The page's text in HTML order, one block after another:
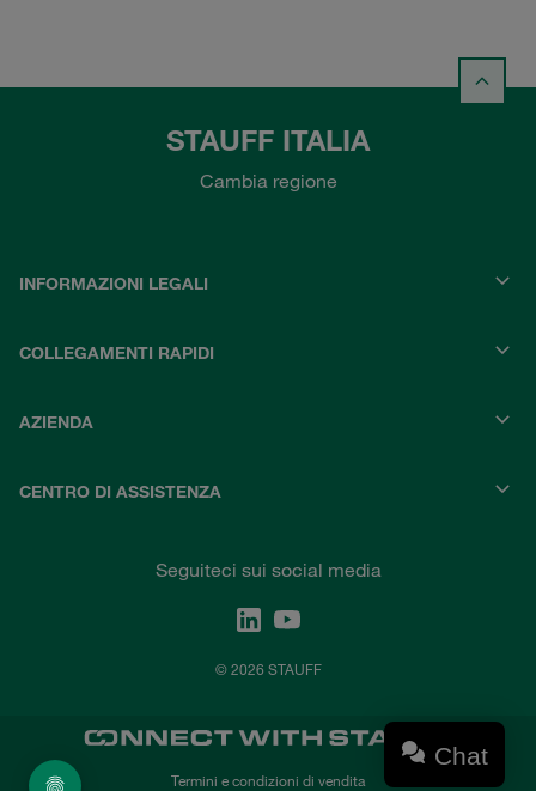
STAUFF ITALIA
Cambia regione
INFORMAZIONI LEGALI
COLLEGAMENTI RAPIDI
AZIENDA
CENTRO DI ASSISTENZA
Seguiteci sui social media
© 2026 STAUFF
Termini e condizioni di vendita
Chat